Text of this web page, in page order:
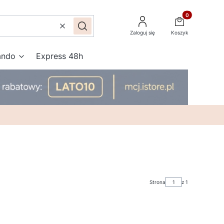
WyczyśćSzukaj Zaloguj się
Produkty w
Koszyk
Express 48h
Strona z 1